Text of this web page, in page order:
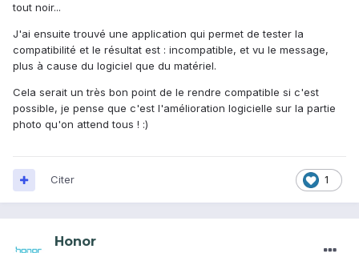
tout noir...
J'ai ensuite trouvé une application qui permet de tester la
compatibilité et le résultat est : incompatible, et vu le message,
plus à cause du logiciel que du matériel.
Cela serait un très bon point de le rendre compatible si c'est
possible, je pense que c'est l'amélioration logicielle sur la partie
photo qu'on attend tous ! :)
1
Citer
Honor